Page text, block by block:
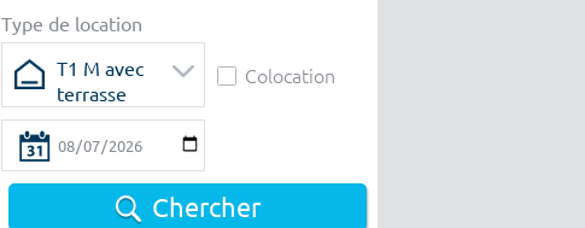
Type de location
T1 M avec
terrasse
Colocation
Chercher